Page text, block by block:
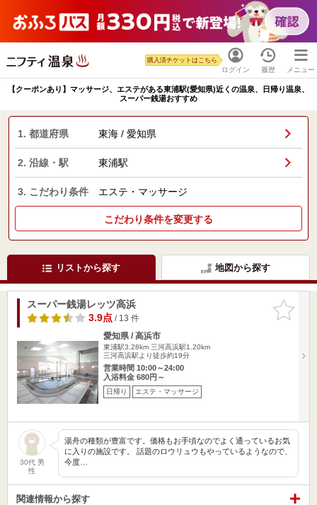
ログイン
購入済チケットはこちら
履歴 メニュー
【クーポンあり】マッサージ、エステがある東浦駅(愛知県)近くの温泉、日帰り温泉、
スーパー銭湯おすすめ
1. 都道府県 東海 / 愛知県
2. 沿線・駅 東浦駅
3. こだわり条件 エステ・マッサージ
こだわり条件を変更する
リストから探す 地図から探す
お気に入
りに追加
スーパー銭湯レッツ高浜
3.9点/ 13 件
愛知県 / 高浜市
東浦駅3.28km 三河高浜駅1.20km
三河高浜駅より徒歩約19分
営業時間 10:00～24:00
入浴料金 680円～
日帰り エステ・マッサージ
30代 男
性
湯舟の種類が豊富です。価格もお手頃なのでよく通っているお気
に入りの施設です。 話題のロウリュウもやっているようなので、
今度…
関連情報から探す